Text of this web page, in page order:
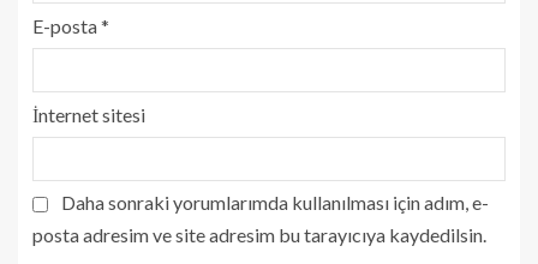
E-posta*
İnternet sitesi
Daha sonraki yorumlarımda kullanılması için adım, e-
posta adresim ve site adresim bu tarayıcıya kaydedilsin.